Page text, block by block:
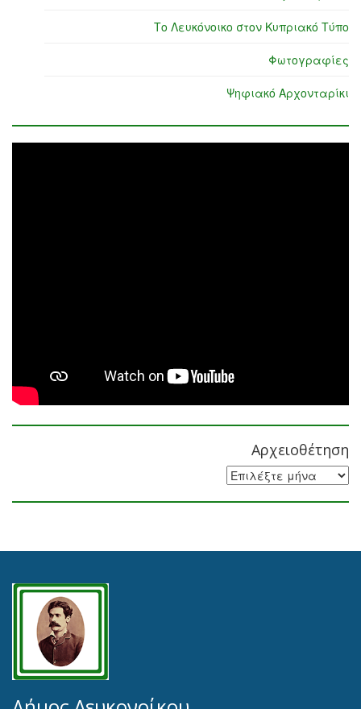
Το Λευκόνοικο στον Κυπριακό Τύπο
Φωτογραφίες
Ψηφιακό Αρχονταρίκι
Αρχειοθέτηση
Αρχειοθέτηση